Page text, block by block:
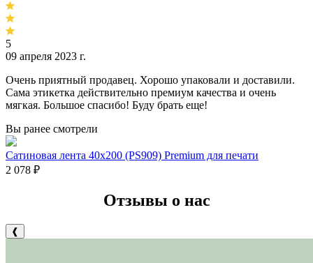
5
09 апреля 2023 г.
Очень приятный продавец. Хорошо упаковали и доставили.
Сама этикетка действительно премиум качества и очень
мягкая. Большое спасибо! Буду брать еще!
Вы ранее смотрели
Сатиновая лента 40х200 (PS909) Premium для печати
2 078 ₽
Отзывы о нас
❰